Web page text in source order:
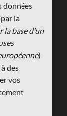
données
la
la base d’un
)
des
vos